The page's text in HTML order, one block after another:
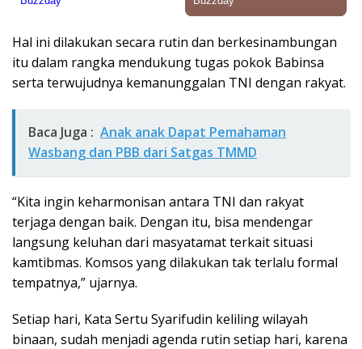
Hal ini dilakukan secara rutin dan berkesinambungan
itu dalam rangka mendukung tugas pokok Babinsa
serta terwujudnya kemanunggalan TNI dengan rakyat.
Baca Juga : Anak anak Dapat Pemahaman
Wasbang dan PBB dari Satgas TMMD
“Kita ingin keharmonisan antara TNI dan rakyat
terjaga dengan baik. Dengan itu, bisa mendengar
langsung keluhan dari masyatamat terkait situasi
kamtibmas. Komsos yang dilakukan tak terlalu formal
tempatnya,” ujarnya.
Setiap hari, Kata Sertu Syarifudin keliling wilayah
binaan, sudah menjadi agenda rutin setiap hari, karena